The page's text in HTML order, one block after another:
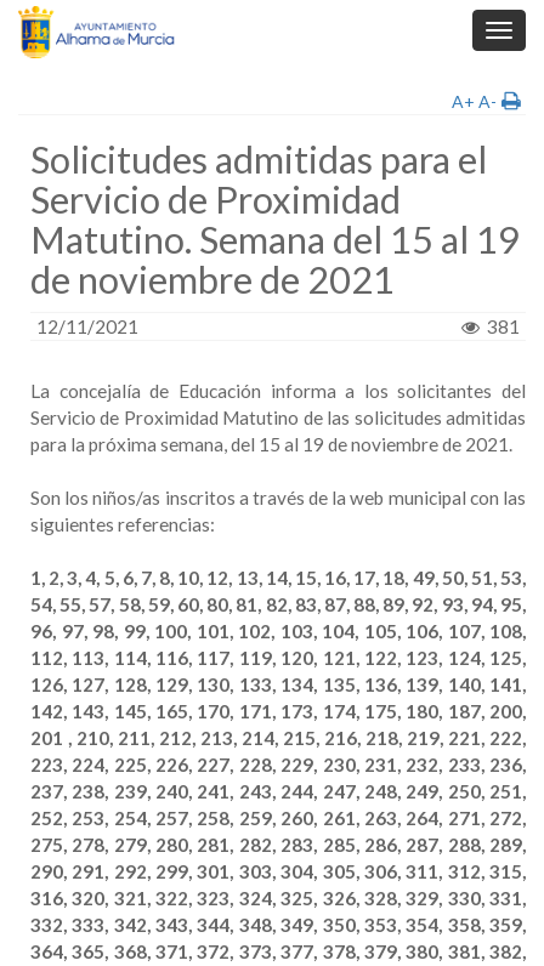
A+ A-
Solicitudes admitidas para el
Servicio de Proximidad
Matutino. Semana del 15 al 19
de noviembre de 2021
12/11/2021 381
La concejalía de Educación informa a los solicitantes del
Servicio de Proximidad Matutino de las solicitudes admitidas
para la próxima semana, del 15 al 19 de noviembre de 2021.
Son los niños/as inscritos a través de la web municipal con las
siguientes referencias:
1, 2, 3, 4, 5, 6, 7, 8, 10, 12, 13, 14, 15, 16, 17, 18, 49, 50, 51, 53,
54, 55, 57, 58, 59, 60, 80, 81, 82, 83, 87, 88, 89, 92, 93, 94, 95,
96, 97, 98, 99, 100, 101, 102, 103, 104, 105, 106, 107, 108,
112, 113, 114, 116, 117, 119, 120, 121, 122, 123, 124, 125,
126, 127, 128, 129, 130, 133, 134, 135, 136, 139, 140, 141,
142, 143, 145, 165, 170, 171, 173, 174, 175, 180, 187, 200,
201 , 210, 211, 212, 213, 214, 215, 216, 218, 219, 221, 222,
223, 224, 225, 226, 227, 228, 229, 230, 231, 232, 233, 236,
237, 238, 239, 240, 241, 243, 244, 247, 248, 249, 250, 251,
252, 253, 254, 257, 258, 259, 260, 261, 263, 264, 271, 272,
275, 278, 279, 280, 281, 282, 283, 285, 286, 287, 288, 289,
290, 291, 292, 299, 301, 303, 304, 305, 306, 311, 312, 315,
316, 320, 321, 322, 323, 324, 325, 326, 328, 329, 330, 331,
332, 333, 342, 343, 344, 348, 349, 350, 353, 354, 358, 359,
364, 365, 368, 371, 372, 373, 377, 378, 379, 380, 381, 382,